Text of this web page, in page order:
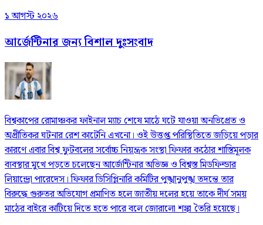
১ আগস্ট ২০২৬
আর্জেন্টিনার জন্য বিশাল দুঃসংবাদ
বিশ্বকাপের রোমাঞ্চকর ফাইনাল ম্যাচ শেষে মাঠে ঘটে যাওয়া অনভিপ্রেত ও
অপ্রীতিকর ঘটনার রেশ কাটেনি এখনো। ওই উত্তপ্ত পরিস্থিতিতে জড়িয়ে পড়ার
কারণে এবার বিশ্ব ফুটবলের সর্বোচ্চ নিয়ন্ত্রক সংস্থা ফিফার কঠোর শাস্তিমূলক
ব্যবস্থার মুখে পড়তে চলেছেন আর্জেন্টিনার অভিজ্ঞ ও বিশ্বস্ত মিডফিল্ডার
লিয়ান্দ্রো পারেদেস। ফিফার ডিসিপ্লিনারি কমিটির পুঙ্খানুপুঙ্খ তদন্তে তার
বিরুদ্ধে গুরুতর অভিযোগ প্রমাণিত হলে জাতীয় দলের হয়ে তাকে দীর্ঘ সময়
মাঠের বাইরে কাটিয়ে দিতে হতে পারে বলে জোরালো শঙ্কা তৈরি হয়েছে।